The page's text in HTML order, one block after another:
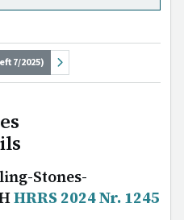
7/2025)
Stones-
HRRS 2024 Nr. 1245